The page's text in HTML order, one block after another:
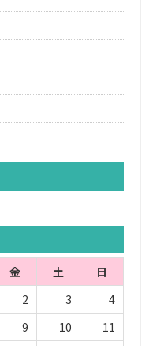
金 土
日
2 3
4
9 10
11